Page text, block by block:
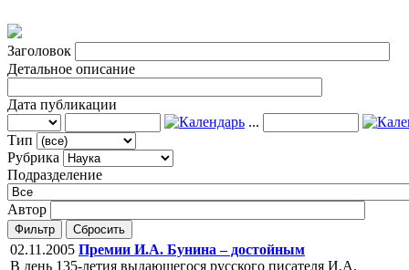
Заголовок
Детальное описание
Дата публикации
...
Тип
Рубрика
Подразделение
Автор
Фильтр Сбросить
02.11.2005 Премии И.А. Бунина – достойным
В день 135-летия выдающегося русского писателя И.А.